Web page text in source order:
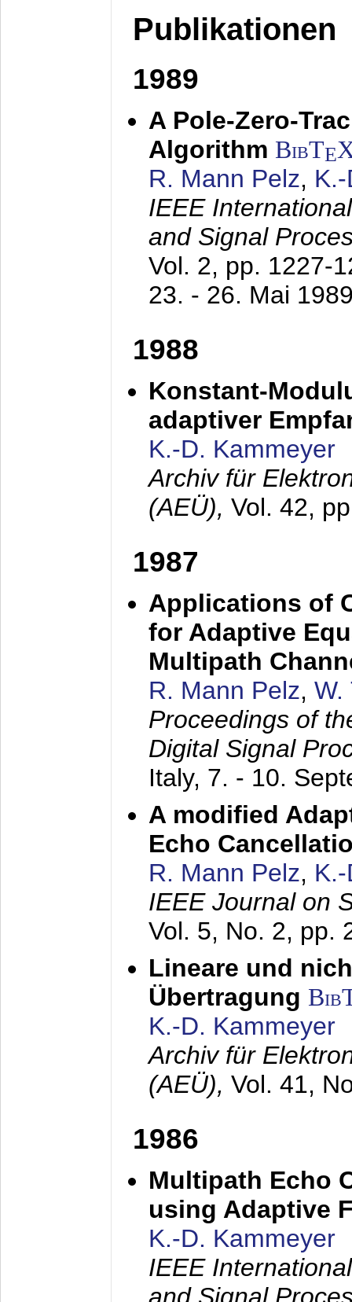
Publikationen
1989
A Pole-Zero-
Algorithm BibTE
R. Mann Pelz,
IEEE
and Signal
Vol. 2, pp. 1227-
23. - 26. Mai
1988
Konstant-
adaptiver
K.-D. Kammeyer
Archiv für
(AEÜ), Vol. 42,
1987
Applications of
for Adaptive
Multipath
R. Mann Pelz, W.
Proceedings of
Digital Signal
Italy, 7. - 10.
A modified
Echo
R. Mann Pelz,
IEEE Journal on
Vol. 5, No. 2, pp.
Lineare und
Übertragung
K.-D. Kammeyer
Archiv für
(AEÜ), Vol. 41,
1986
Multipath Echo
using Adaptive
K.-D. Kammeyer
IEEE